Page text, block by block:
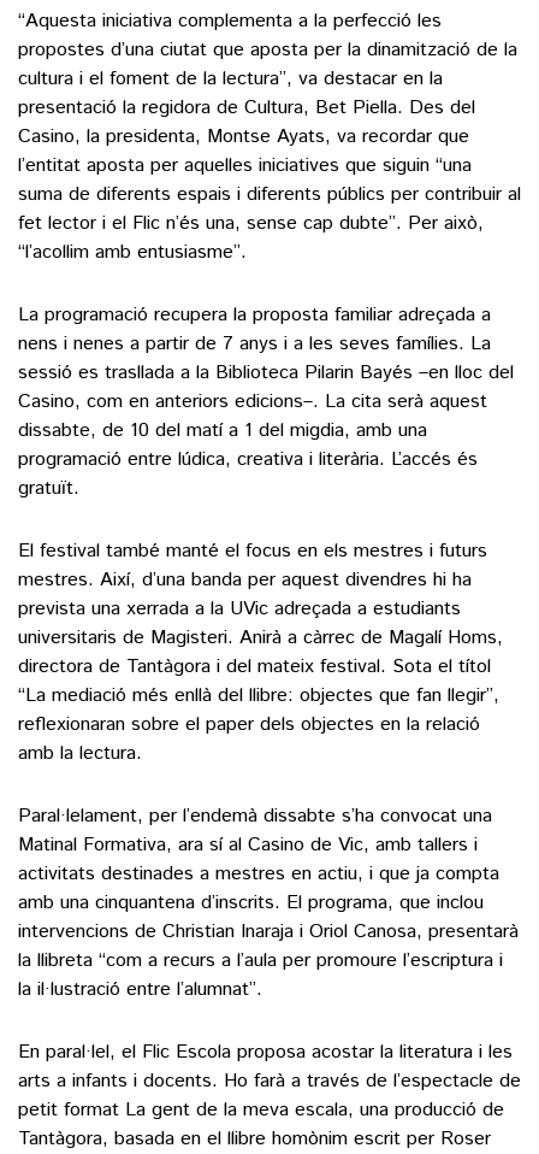
VEURE TOTES
BLOGOSFERA
“Aquesta iniciativa complementa a la perfecció les
propostes d’una ciutat que aposta per la dinamització de la
cultura i el foment de la lectura”, va destacar en la
presentació la regidora de Cultura, Bet Piella. Des del
Casino, la presidenta, Montse Ayats, va recordar que
l’entitat aposta per aquelles iniciatives que siguin “una
suma de diferents espais i diferents públics per contribuir al
fet lector i el Flic n’és una, sense cap dubte”. Per això,
“l’acollim amb entusiasme”.
La programació recupera la proposta familiar adreçada a
nens i nenes a partir de 7 anys i a les seves famílies. La
sessió es trasllada a la Biblioteca Pilarin Bayés –en lloc del
Casino, com en anteriors edicions–. La cita serà aquest
dissabte, de 10 del matí a 1 del migdia, amb una
programació entre lúdica, creativa i literària. L’accés és
gratuït.
El festival també manté el focus en els mestres i futurs
mestres. Així, d’una banda per aquest divendres hi ha
prevista una xerrada a la UVic adreçada a estudiants
universitaris de Magisteri. Anirà a càrrec de Magalí Homs,
directora de Tantàgora i del mateix festival. Sota el títol
“La mediació més enllà del llibre: objectes que fan llegir”,
reflexionaran sobre el paper dels objectes en la relació
amb la lectura.
Paral·lelament, per l’endemà dissabte s’ha convocat una
Matinal Formativa, ara sí al Casino de Vic, amb tallers i
activitats destinades a mestres en actiu, i que ja compta
amb una cinquantena d’inscrits. El programa, que inclou
intervencions de Christian Inaraja i Oriol Canosa, presentarà
la llibreta “com a recurs a l’aula per promoure l’escriptura i
la il·lustració entre l’alumnat”.
En paral·lel, el Flic Escola proposa acostar la literatura i les
arts a infants i docents. Ho farà a través de l’espectacle de
petit format La gent de la meva escala, una producció de
Tantàgora, basada en el llibre homònim escrit per Roser